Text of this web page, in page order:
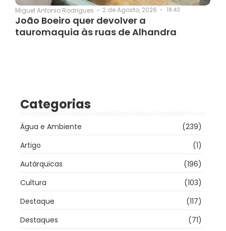
Miguel Antonio Rodrigues - 2 de Agosto, 2026 - 18:43
João Boeiro quer devolver a
tauromaquia às ruas de Alhandra
Categorias
Água e Ambiente
(239)
Artigo
(1)
Autárquicas
(196)
Cultura
(103)
Destaque
(117)
Destaques
(71)